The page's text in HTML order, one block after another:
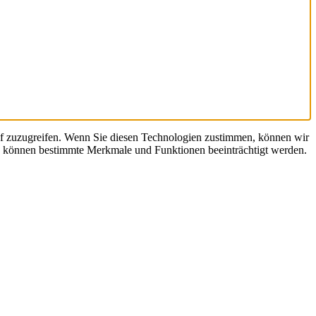
Wenn Sie diesen Technologien zustimmen, können wir
bestimmte Merkmale und Funktionen beeinträchtigt werden.